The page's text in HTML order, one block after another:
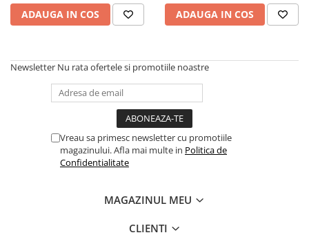
ADAUGA IN COS ADAUGA IN COS
Newsletter Nu rata ofertele si promotiile noastre
Vreau sa primesc newsletter cu promotiile
magazinului. Afla mai multe in Politica de
Confidentialitate
MAGAZINUL MEU
CLIENTI